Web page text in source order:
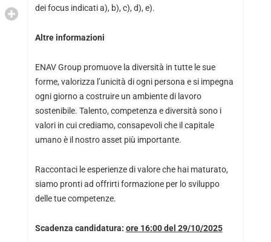
dei focus indicati a), b), c), d), e).
Altre informazioni
ENAV Group promuove la diversità in tutte le sue
forme, valorizza l’unicità di ogni persona e si impegna
ogni giorno a costruire un ambiente di lavoro
sostenibile. Talento, competenza e diversità sono i
valori in cui crediamo, consapevoli che il capitale
umano è il nostro asset più importante.
Raccontaci le esperienze di valore che hai maturato,
siamo pronti ad offrirti formazione per lo sviluppo
delle tue competenze.
Scadenza candidatura: ore 16:00 del 29/10/2025